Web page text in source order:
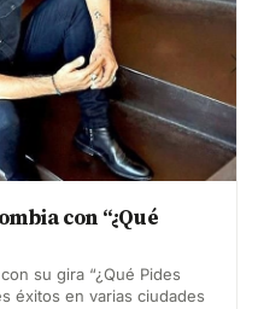
con “¿Qué
su gira “¿Qué Pides
éxitos en varias ciudades